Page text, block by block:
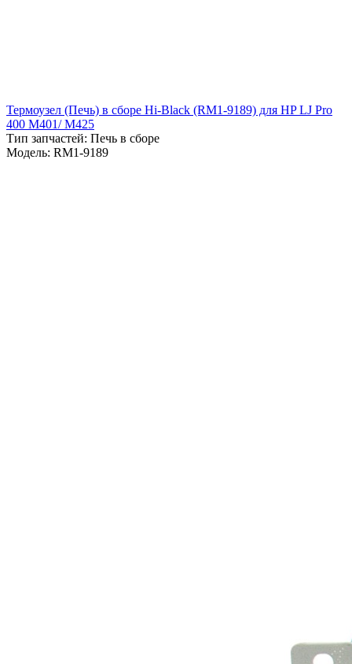
Термоузел (Печь) в сборе Hi-Black (RM1-9189) для HP LJ Pro
400 M401/ M425
Тип запчастей: Печь в сборе
Модель: RM1-9189